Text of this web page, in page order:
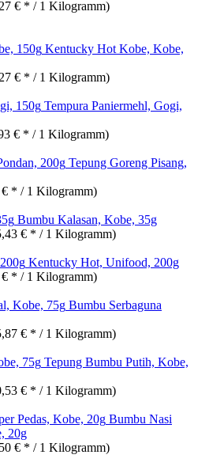
€ * / 1 Kilogramm)
Kentucky Hot Kobe, Kobe,
€ * / 1 Kilogramm)
Tempura Paniermehl, Gogi,
€ * / 1 Kilogramm)
Tepung Goreng Pisang,
* / 1 Kilogramm)
Bumbu Kalasan, Kobe, 35g
€ * / 1 Kilogramm)
Kentucky Hot, Unifood, 200g
* / 1 Kilogramm)
Bumbu Serbaguna
€ * / 1 Kilogramm)
Tepung Bumbu Putih, Kobe,
€ * / 1 Kilogramm)
Bumbu Nasi
20g
€ * / 1 Kilogramm)